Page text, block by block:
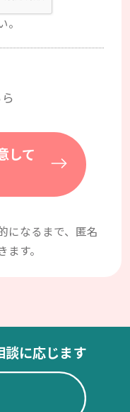
して
になるまで、匿名
す。
談に応じます